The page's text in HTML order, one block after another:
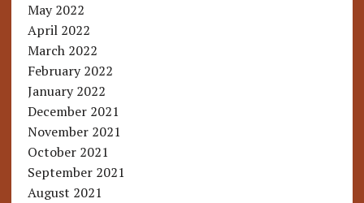
May 2022
April 2022
March 2022
February 2022
January 2022
December 2021
November 2021
October 2021
September 2021
August 2021